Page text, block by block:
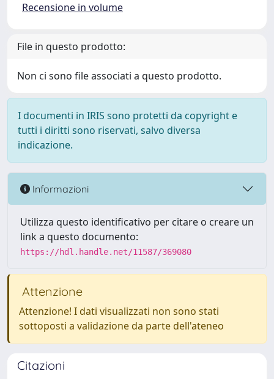
Recensione in volume
File in questo prodotto:
Non ci sono file associati a questo prodotto.
I documenti in IRIS sono protetti da copyright e
tutti i diritti sono riservati, salvo diversa
indicazione.
Informazioni
Utilizza questo identificativo per citare o creare un
link a questo documento:
https://hdl.handle.net/11587/369080
Attenzione
Attenzione! I dati visualizzati non sono stati
sottoposti a validazione da parte dell'ateneo
Citazioni